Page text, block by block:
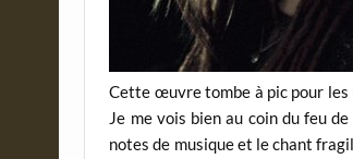
Cette œuvre tombe à pic pour les
Je me vois bien au coin du feu
notes de musique et le chant